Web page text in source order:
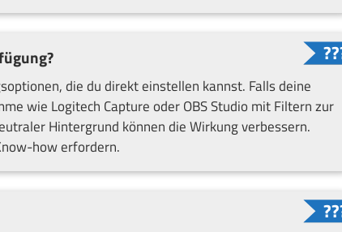
die du direkt einstellen kannst. Falls deine
wie Logitech Capture oder OBS Studio mit Filtern zur
Hintergrund können die Wirkung verbessern.
how erfordern.